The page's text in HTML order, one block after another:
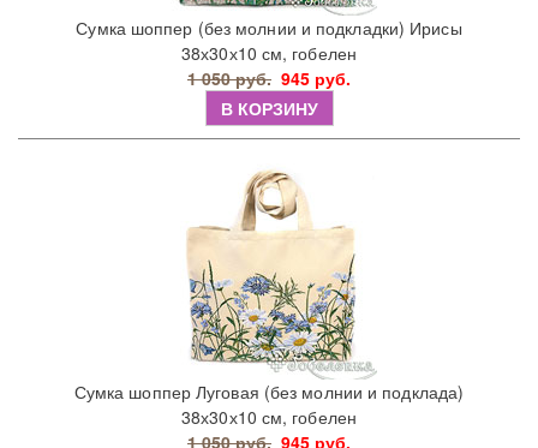
Сумка шоппер (без молнии и подкладки) Ирисы
38х30х10 см, гобелен
1 050 руб. 945 руб.
В КОРЗИНУ
Сумка шоппер Луговая (без молнии и подклада)
38х30х10 см, гобелен
1 050 руб. 945 руб.